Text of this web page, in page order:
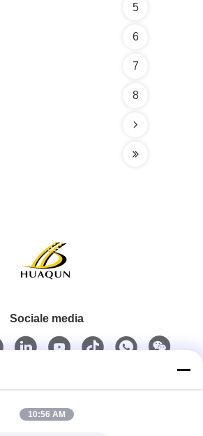
5
6
7
8
Sociale media
Snel contact
10:56 AM